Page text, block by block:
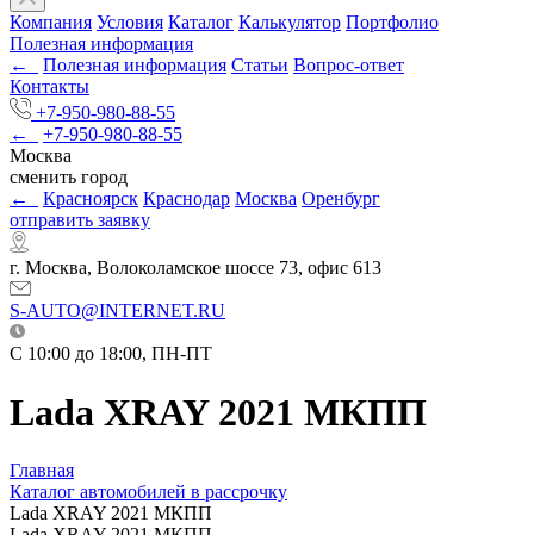
Компания Условия Каталог Калькулятор Портфолио
Полезная информация
←
Полезная информация Статьи Вопрос-ответ
Контакты
+7-950-980-88-55
←
+7-950-980-88-55
Москва
сменить город
←
Красноярск Краснодар Москва Оренбург
отправить заявку
г. Москва, Волоколамское шоссе 73, офис 613
S-AUTO@INTERNET.RU
C 10:00 до 18:00, ПН-ПТ
Lada XRAY 2021 МКПП
Главная
Каталог автомобилей в рассрочку
Lada XRAY 2021 МКПП